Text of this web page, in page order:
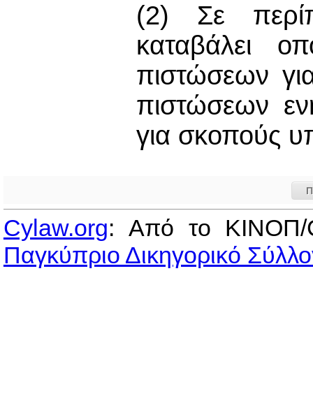
(2) Σε
καταβάλει
πιστώσεων
πιστώσεων
για σκοπούς
Cylaw.org: Από το
Παγκύπριο Δικηγορικό